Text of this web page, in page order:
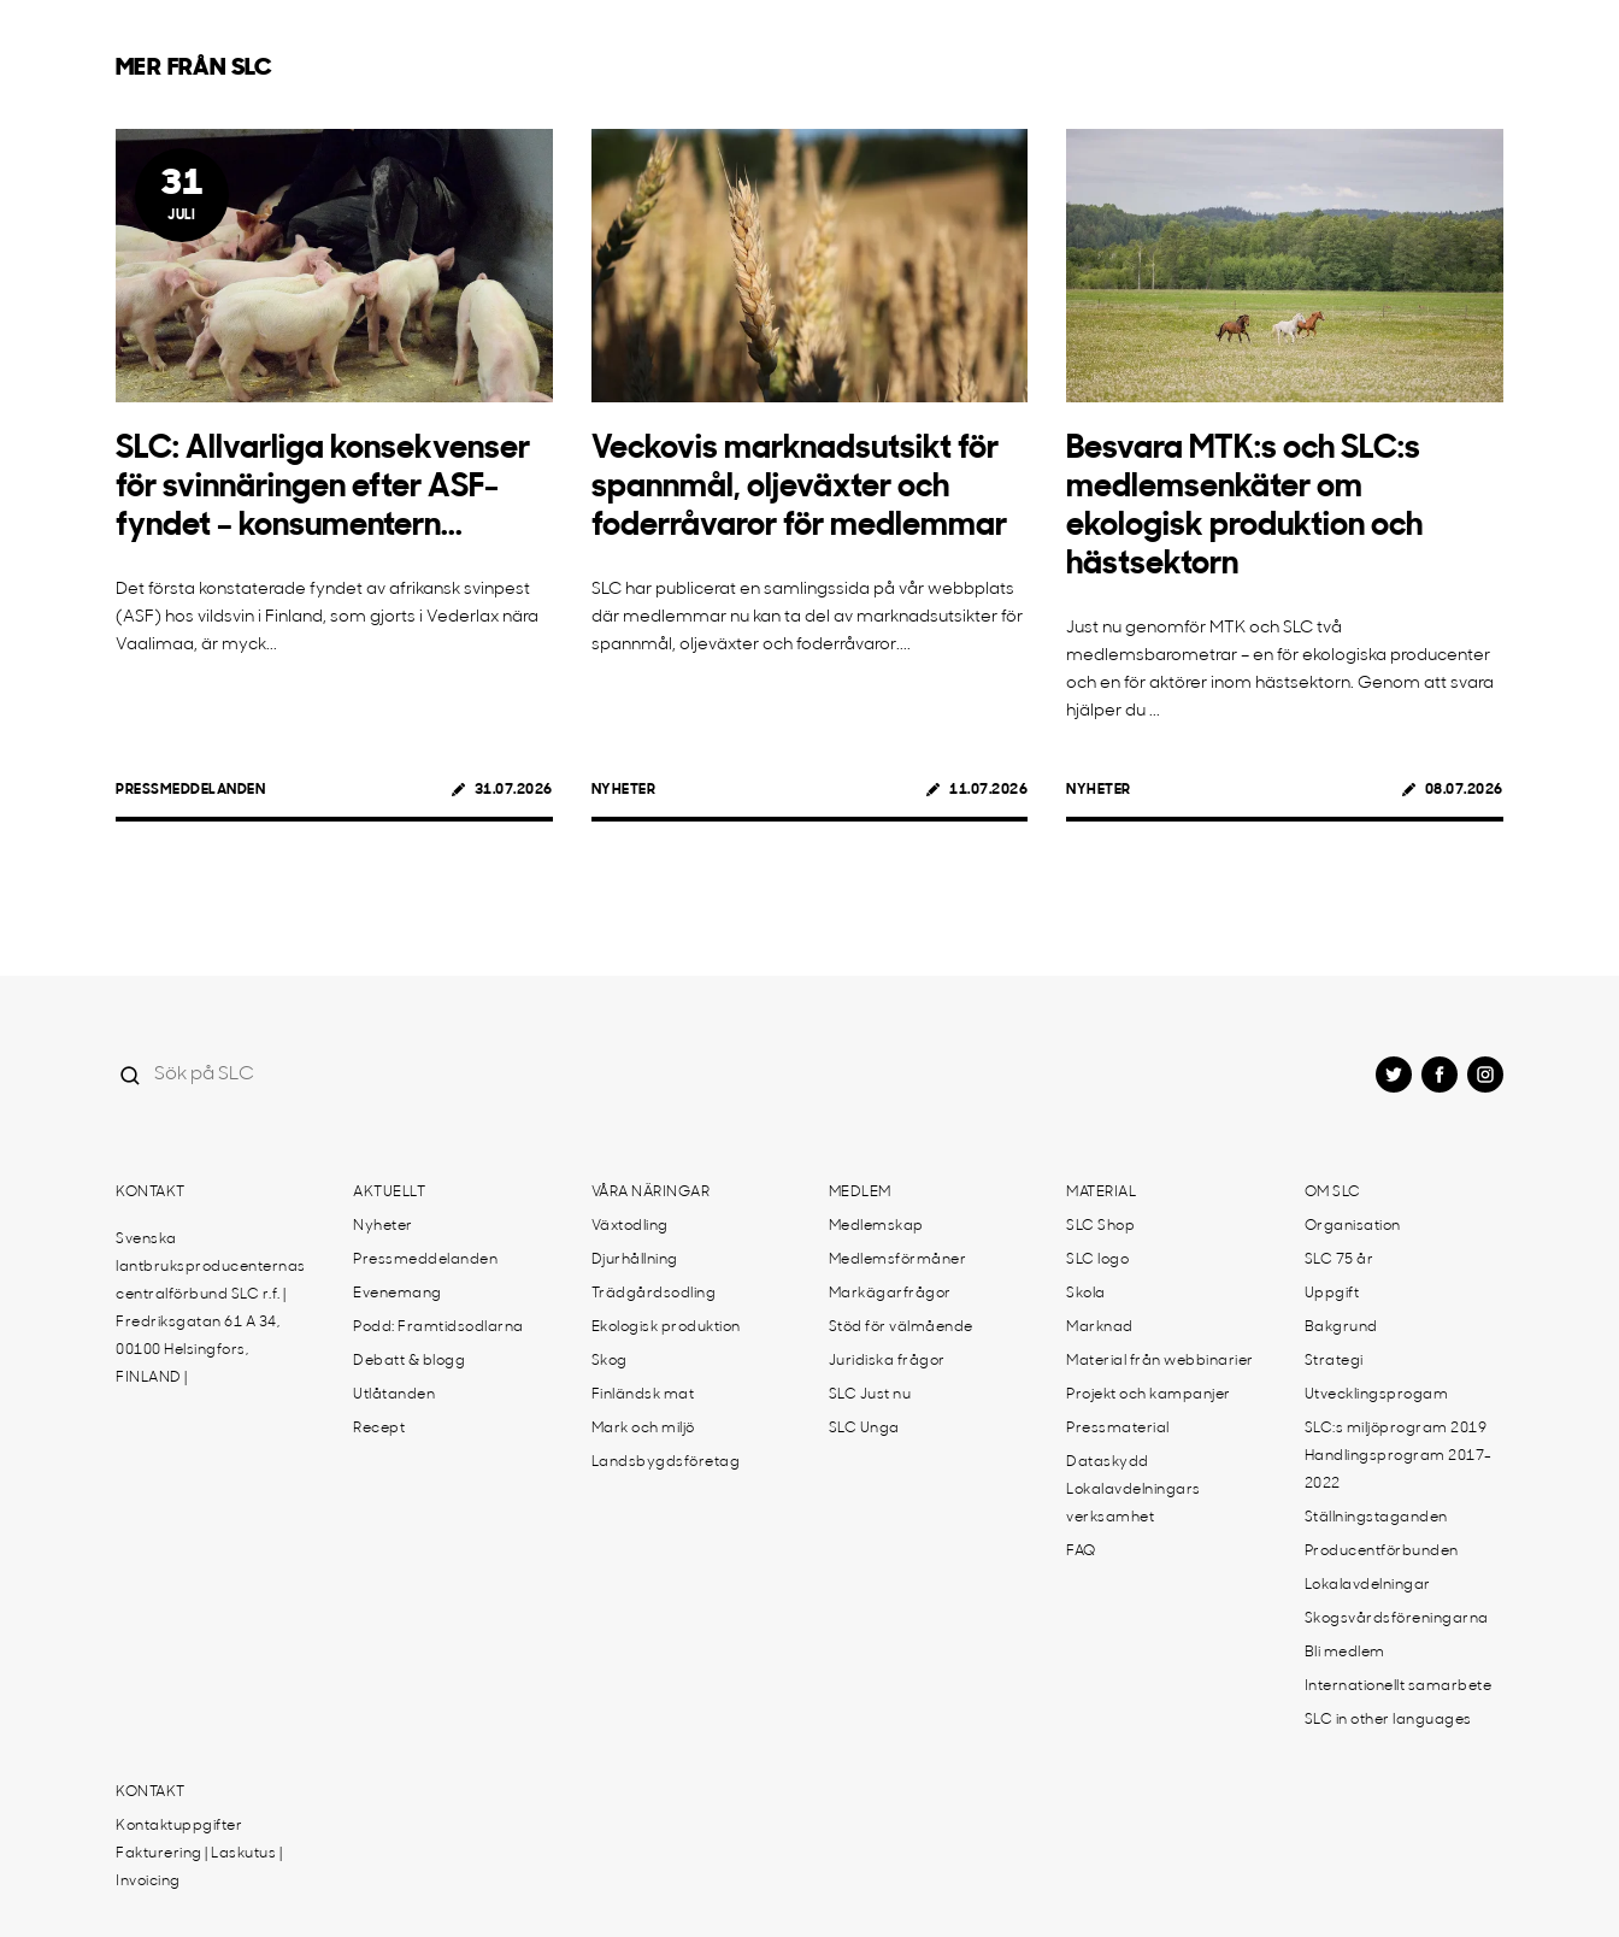
MER FRÅN SLC
31
JULI
SLC: Allvarliga konsekvenser
för svinnäringen efter ASF-
fyndet – konsumentern...
Det första konstaterade fyndet av afrikansk svinpest
(ASF) hos vildsvin i Finland, som gjorts i Vederlax nära
Vaalimaa, är myck...
PRESSMEDDELANDEN 31.07.2026
Veckovis marknadsutsikt för
spannmål, oljeväxter och
foderråvaror för medlemmar
SLC har publicerat en samlingssida på vår webbplats
där medlemmar nu kan ta del av marknadsutsikter för
spannmål, oljeväxter och foderråvaror....
NYHETER 11.07.2026
Besvara MTK:s och SLC:s
medlemsenkäter om
ekologisk produktion och
hästsektorn
Just nu genomför MTK och SLC två
medlemsbarometrar – en för ekologiska producenter
och en för aktörer inom hästsektorn. Genom att svara
hjälper du ...
NYHETER 08.07.2026
KONTAKT
Svenska
lantbruksproducenternas
centralförbund SLC r.f. |
Fredriksgatan 61 A 34,
00100 Helsingfors,
FINLAND |
AKTUELLT
Nyheter
Pressmeddelanden
Evenemang
Podd: Framtidsodlarna
Debatt & blogg
Utlåtanden
Recept
VÅRA NÄRINGAR
Växtodling
Djurhållning
Trädgårdsodling
Ekologisk produktion
Skog
Finländsk mat
Mark och miljö
Landsbygdsföretag
MEDLEM
Medlemskap
Medlemsförmåner
Markägarfrågor
Stöd för välmående
Juridiska frågor
SLC Just nu
SLC Unga
MATERIAL
SLC Shop
SLC logo
Skola
Marknad
Material från webbinarier
Projekt och kampanjer
Pressmaterial
Dataskydd
Lokalavdelningars
verksamhet
FAQ
OM SLC
Organisation
SLC 75 år
Uppgift
Bakgrund
Strategi
Utvecklingsprogam
SLC:s miljöprogram 2019
Handlingsprogram 2017-
2022
Ställningstaganden
Producentförbunden
Lokalavdelningar
Skogsvårdsföreningarna
Bli medlem
Internationellt samarbete
SLC in other languages
KONTAKT
Kontaktuppgifter
Fakturering | Laskutus |
Invoicing